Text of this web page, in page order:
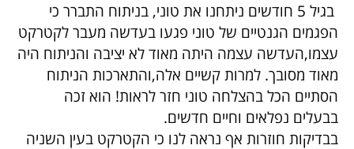
בגיל 5 חודשים ניתחנו את טוני, בניתוח התברר כי
הפגמים הגנטיים של טוני פגעו בעדשה מעבר לקטרקט
עצמו,העדשה עצמה היתה מאוד לא יציבה והניתוח היה
מאוד מסובך. למרות קשיים אלה,והתארכות הניתוח
הסתיים הכל בהצלחה טוני חזר לראות! הוא זכה
בבעלים נפלאים וחיים חדשים.
בבדיקות חוזרות אף נראה לנו כי הקטרקט בעין השניה